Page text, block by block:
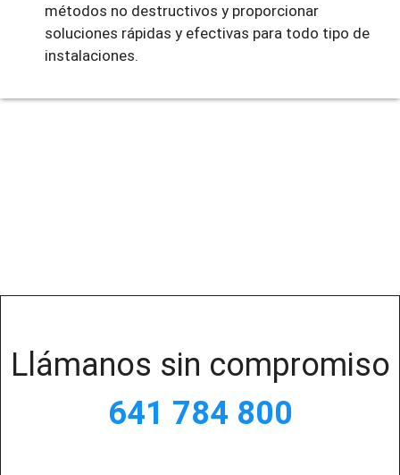
métodos no destructivos y proporcionar
soluciones rápidas y efectivas para todo tipo de
instalaciones.
Llámanos sin compromiso
641 784 800